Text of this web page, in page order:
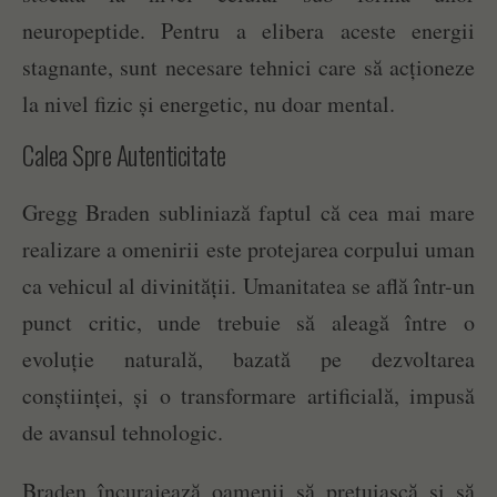
neuropeptide. Pentru a elibera aceste energii
stagnante, sunt necesare tehnici care să acționeze
la nivel fizic și energetic, nu doar mental.
Calea Spre Autenticitate
Gregg Braden subliniază faptul că cea mai mare
realizare a omenirii este protejarea corpului uman
ca vehicul al divinității. Umanitatea se află într-un
punct critic, unde trebuie să aleagă între o
evoluție naturală, bazată pe dezvoltarea
conștiinței, și o transformare artificială, impusă
de avansul tehnologic.